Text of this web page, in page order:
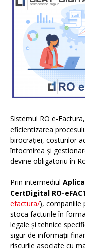
Sistemul RO e-
eficientizarea
birocrației, costurilor
întocmirea și
devine obligatoriu în
Prin intermediul
CertDigital RO-
efactura/), companiile
stoca facturile în
legale și tehnice
sigur de informații
riscurile asociate cu